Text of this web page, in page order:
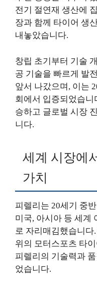
전기 절연재 생산에
장과 함께 타이어 생
내놓았습니다.
창립 초기부터 기술
공 기술을 빠르게 발
앞서 나갔으며, 이는
회에서 입증되었습니
승하고 글로벌 시장
니다.
세계 시장에
가치
피렐리는 20세기 중
미국, 아시아 등 세계
로 자리매김했습니다
위의 모터스포츠 타
피렐리의 기술력과
었습니다.